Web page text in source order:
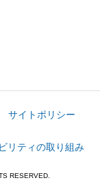
サイトポリシー
リティの取り組み
RESERVED.